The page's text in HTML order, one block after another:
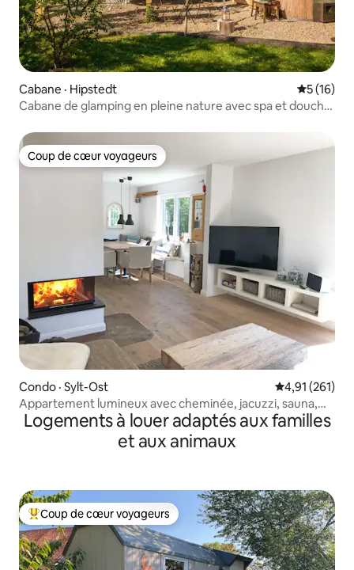
Cabane · Hipstedt Note
5 (16)
Cabane de glamping en pleine nature avec spa et douche
Coup de cœur voyageurs
Coup de cœur voyageurs
Condo · Sylt-Ost Note
4,91 (261)
Appartement lumineux avec cheminée, jacuzzi, sauna,
jardin
Logements à louer adaptés aux familles
et aux animaux
Coup de cœur voyageurs parmi les plus aimés
Coup de cœur voyageurs